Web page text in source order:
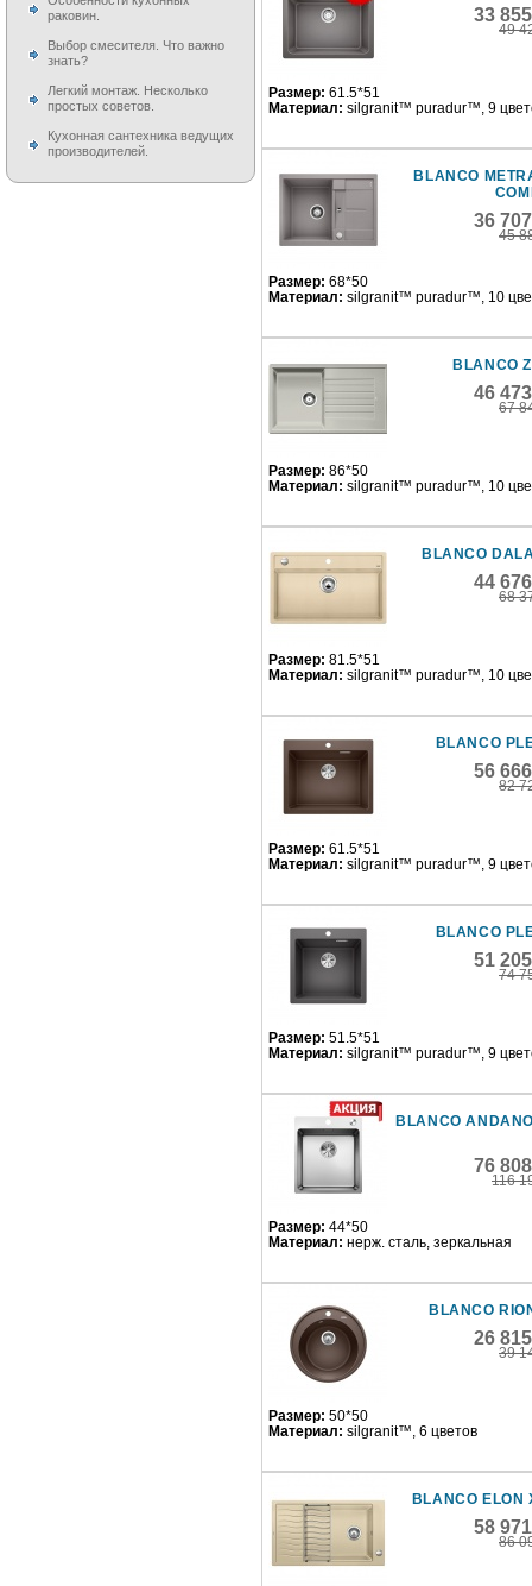
33
49
Размер: 61.5*51
Материал: silgranit™ puradur™, 9
BLANCO
36
45
Размер: 68*50
Материал: silgranit™ puradur™, 10
BLANCO
46
67
Размер: 86*50
Материал: silgranit™ puradur™, 10
BLANCO
44
68
Размер: 81.5*51
Материал: silgranit™ puradur™, 10
BLANCO
56
82
Размер: 61.5*51
Материал: silgranit™ puradur™, 9
BLANCO
51
74
Размер: 51.5*51
Материал: silgranit™ puradur™, 9
BLANCO
76
116
Размер: 44*50
Материал: нерж. сталь, зеркальная
BLANCO
26
39
Размер: 50*50
Материал: silgranit™, 6 цветов
BLANCO ELON
58
86
раковин.
Выбор смесителя. Что важно
знать?
Легкий монтаж. Несколько
простых советов.
Кухонная сантехника ведущих
производителей.